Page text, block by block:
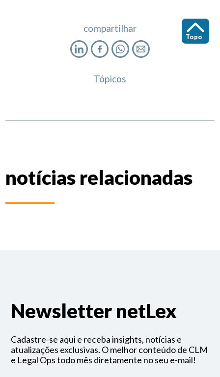
Topo
Tópicos
compartilhar
notícias relacionadas
Newsletter netLex
Cadastre-se aqui e receba insights, notícias e
atualizações exclusivas. O melhor conteúdo de CLM
e Legal Ops todo mês diretamente no seu e-mail!